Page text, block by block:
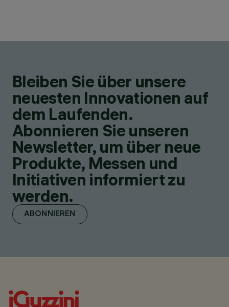
Bleiben Sie über unsere
neuesten Innovationen auf
dem Laufenden.
Abonnieren Sie unseren
Newsletter, um über neue
Produkte, Messen und
Initiativen informiert zu
werden.
ABONNIEREN